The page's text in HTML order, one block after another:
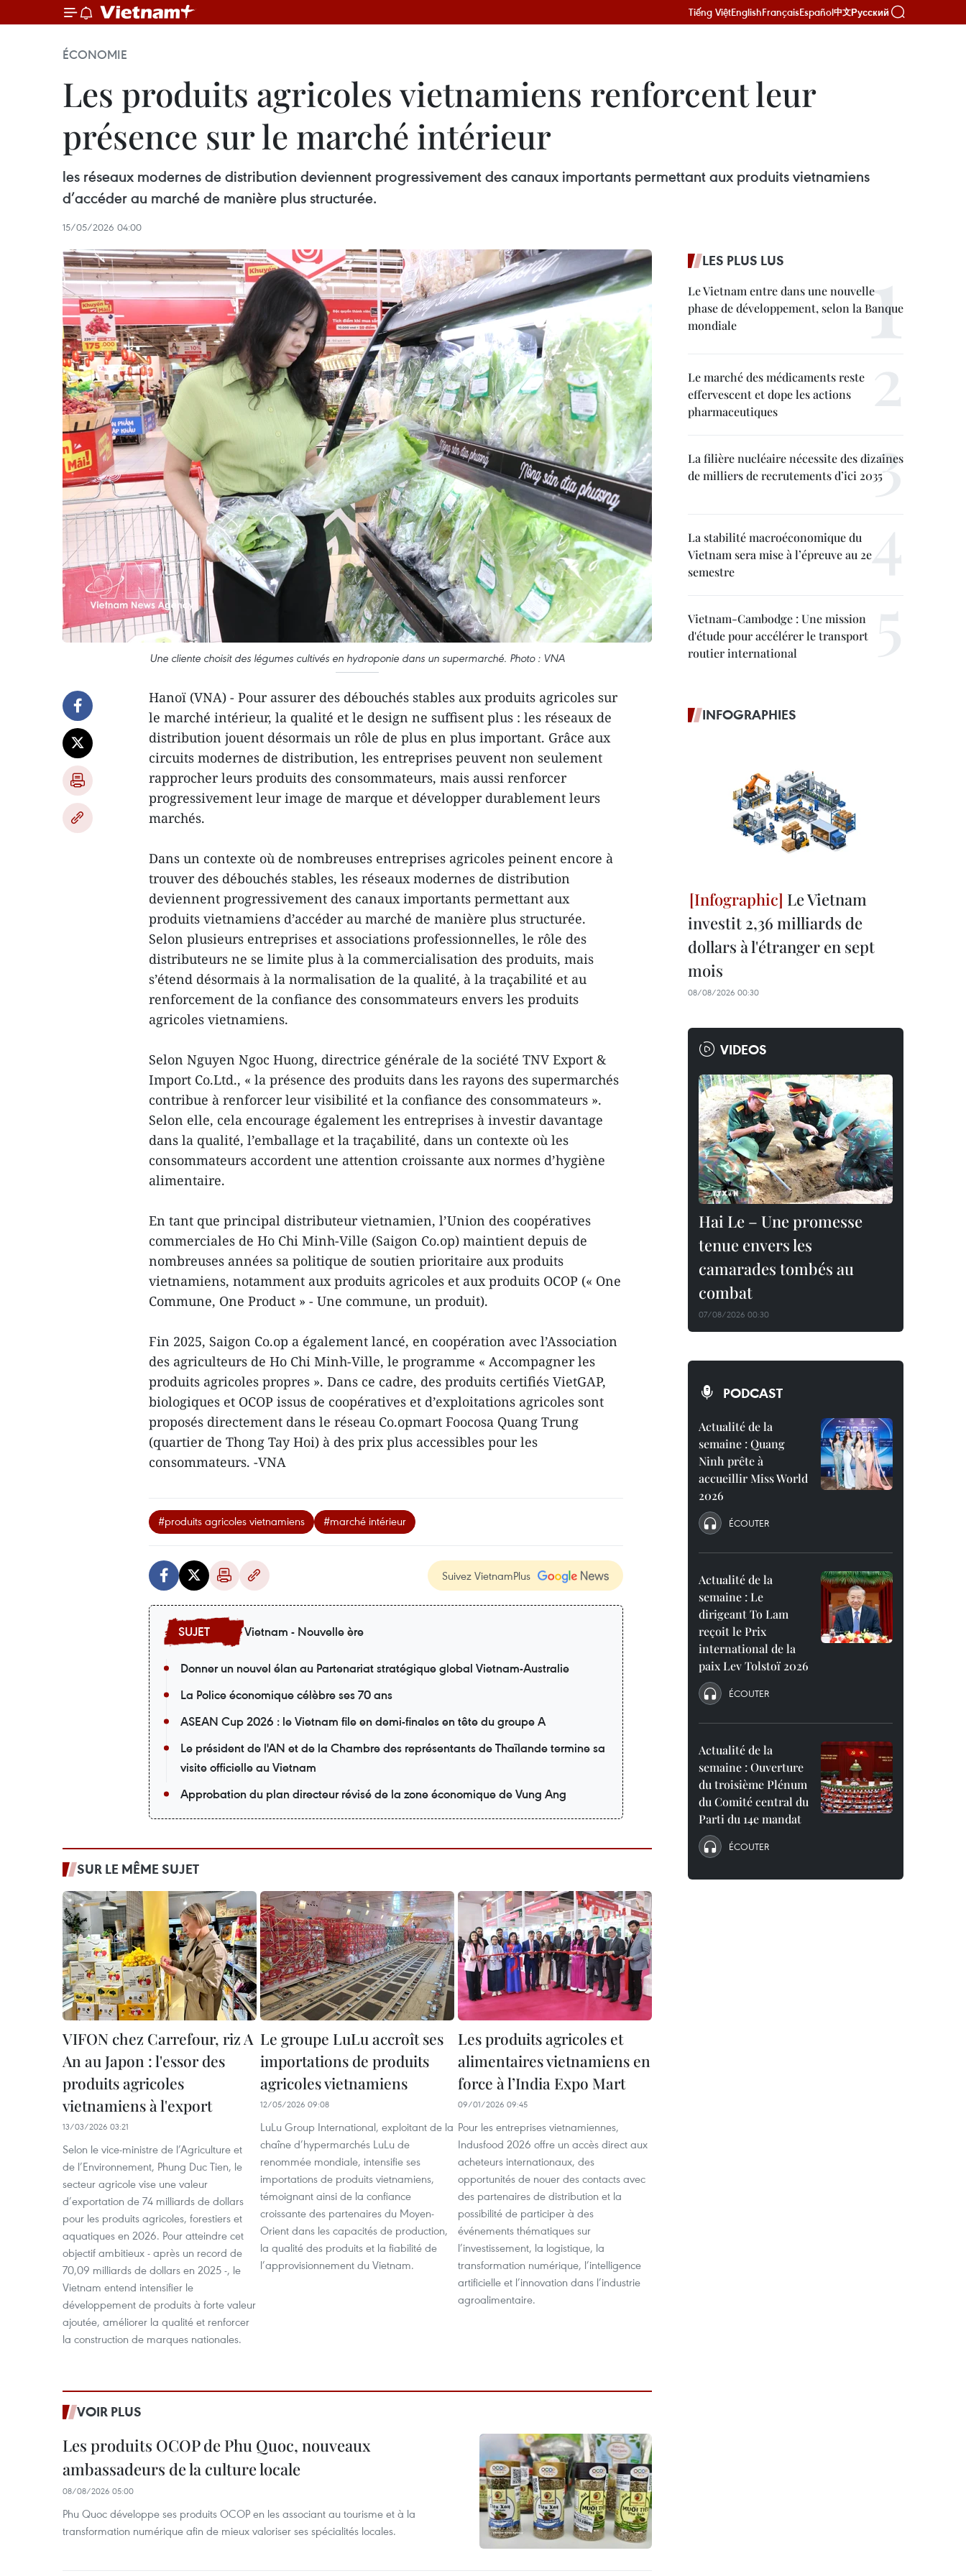
Tiếng ViệtEnglishFrançaisEspañol中文Русский
ÉCONOMIE
Les produits agricoles vietnamiens renforcent leur
présence sur le marché intérieur
les réseaux modernes de distribution deviennent progressivement des canaux importants permettant aux produits vietnamiens
d’accéder au marché de manière plus structurée.
15/05/2026 04:00
Une cliente choisit des légumes cultivés en hydroponie dans un supermarché. Photo : VNA
Hanoï (VNA) - Pour assurer des débouchés stables aux produits agricoles sur
le marché intérieur, la qualité et le design ne suffisent plus : les réseaux de
distribution jouent désormais un rôle de plus en plus important. Grâce aux
circuits modernes de distribution, les entreprises peuvent non seulement
rapprocher leurs produits des consommateurs, mais aussi renforcer
progressivement leur image de marque et développer durablement leurs
marchés.
Dans un contexte où de nombreuses entreprises agricoles peinent encore à
trouver des débouchés stables, les réseaux modernes de distribution
deviennent progressivement des canaux importants permettant aux
produits vietnamiens d’accéder au marché de manière plus structurée.
Selon plusieurs entreprises et associations professionnelles, le rôle des
distributeurs ne se limite plus à la commercialisation des produits, mais
s’étend désormais à la normalisation de la qualité, à la traçabilité et au
renforcement de la confiance des consommateurs envers les produits
agricoles vietnamiens.
Selon Nguyen Ngoc Huong, directrice générale de la société TNV Export &
Import Co.Ltd., « la présence des produits dans les rayons des supermarchés
contribue à renforcer leur visibilité et la confiance des consommateurs ».
Selon elle, cela encourage également les entreprises à investir davantage
dans la qualité, l’emballage et la traçabilité, dans un contexte où les
consommateurs accordent une attention croissante aux normes d’hygiène
alimentaire.
En tant que principal distributeur vietnamien, l’Union des coopératives
commerciales de Ho Chi Minh-Ville (Saigon Co.op) maintient depuis de
nombreuses années sa politique de soutien prioritaire aux produits
vietnamiens, notamment aux produits agricoles et aux produits OCOP (« One
Commune, One Product » - Une commune, un produit).
Fin 2025, Saigon Co.op a également lancé, en coopération avec l’Association
des agriculteurs de Ho Chi Minh-Ville, le programme « Accompagner les
produits agricoles propres ». Dans ce cadre, des produits certifiés VietGAP,
biologiques et OCOP issus de coopératives et d’exploitations agricoles sont
proposés directement dans le réseau Co.opmart Foocosa Quang Trung
(quartier de Thong Tay Hoi) à des prix plus accessibles pour les
consommateurs. -VNA
#produits agricoles vietnamiens #marché intérieur
Suivez VietnamPlus
Vietnam - Nouvelle ère
Donner un nouvel élan au Partenariat stratégique global Vietnam-Australie
La Police économique célèbre ses 70 ans
ASEAN Cup 2026 : le Vietnam file en demi-finales en tête du groupe A
Le président de l'AN et de la Chambre des représentants de Thaïlande termine sa
visite officielle au Vietnam
Approbation du plan directeur révisé de la zone économique de Vung Ang
SUR LE MÊME SUJET
VIFON chez Carrefour, riz A
An au Japon : l'essor des
produits agricoles
vietnamiens à l'export
13/03/2026 03:21
Selon le vice-ministre de l’Agriculture et
de l’Environnement, Phung Duc Tien, le
secteur agricole vise une valeur
d’exportation de 74 milliards de dollars
pour les produits agricoles, forestiers et
aquatiques en 2026. Pour atteindre cet
objectif ambitieux - après un record de
70,09 milliards de dollars en 2025 -, le
Vietnam entend intensifier le
développement de produits à forte valeur
ajoutée, améliorer la qualité et renforcer
la construction de marques nationales.
Le groupe LuLu accroît ses
importations de produits
agricoles vietnamiens
12/05/2026 09:08
LuLu Group International, exploitant de la
chaîne d’hypermarchés LuLu de
renommée mondiale, intensifie ses
importations de produits vietnamiens,
témoignant ainsi de la confiance
croissante des partenaires du Moyen-
Orient dans les capacités de production,
la qualité des produits et la fiabilité de
l’approvisionnement du Vietnam.
Les produits agricoles et
alimentaires vietnamiens en
force à l’India Expo Mart
09/01/2026 09:45
Pour les entreprises vietnamiennes,
Indusfood 2026 offre un accès direct aux
acheteurs internationaux, des
opportunités de nouer des contacts avec
des partenaires de distribution et la
possibilité de participer à des
événements thématiques sur
l’investissement, la logistique, la
transformation numérique, l’intelligence
artificielle et l’innovation dans l’industrie
agroalimentaire.
VOIR PLUS
Les produits OCOP de Phu Quoc, nouveaux
ambassadeurs de la culture locale
08/08/2026 05:00
Phu Quoc développe ses produits OCOP en les associant au tourisme et à la
transformation numérique afin de mieux valoriser ses spécialités locales.
LES PLUS LUS
Le Vietnam entre dans une nouvelle
phase de développement, selon la Banque
mondiale
Le marché des médicaments reste
effervescent et dope les actions
pharmaceutiques
La filière nucléaire nécessite des dizaines
de milliers de recrutements d’ici 2035
La stabilité macroéconomique du
Vietnam sera mise à l’épreuve au 2e
semestre
Vietnam-Cambodge : Une mission
d'étude pour accélérer le transport
routier international
INFOGRAPHIES
Le Vietnam
investit 2,36 milliards de
dollars à l'étranger en sept
mois
08/08/2026 00:30
VIDEOS
Hai Le – Une promesse
tenue envers les
camarades tombés au
combat
07/08/2026 00:30
PODCAST
Actualité de la
semaine : Quang
Ninh prête à
accueillir Miss World
2026
ÉCOUTER
Actualité de la
semaine : Le
dirigeant To Lam
reçoit le Prix
international de la
paix Lev Tolstoï 2026
ÉCOUTER
Actualité de la
semaine : Ouverture
du troisième Plénum
du Comité central du
Parti du 14e mandat
ÉCOUTER